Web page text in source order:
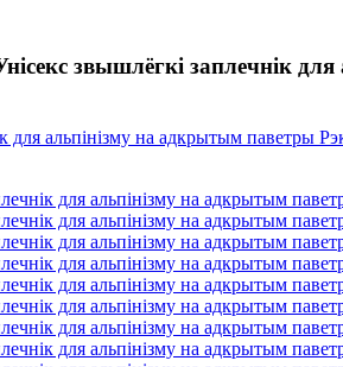
звышлёгкі заплечнік для